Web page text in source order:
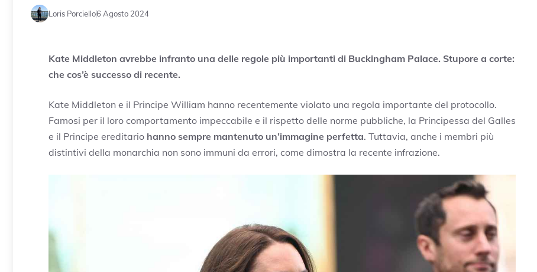
Loris Porciello6 Agosto 2024
Kate Middleton avrebbe infranto una delle regole più importanti di Buckingham Palace. Stupore a corte:
che cos’è successo di recente.
Kate Middleton e il Principe William hanno recentemente violato una regola importante del protocollo.
Famosi per il loro comportamento impeccabile e il rispetto delle norme pubbliche, la Principessa del Galles
e il Principe ereditario hanno sempre mantenuto un’immagine perfetta. Tuttavia, anche i membri più
distintivi della monarchia non sono immuni da errori, come dimostra la recente infrazione.